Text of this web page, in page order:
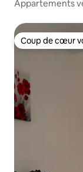
Appartements
Coup de cœur
Coup de cœur